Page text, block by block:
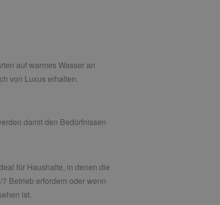
auf warmes Wasser an
von Luxus erhalten.
damit den Bedürfnissen
für Haushalte, in denen die
Betrieb erfordern oder wenn
ist.